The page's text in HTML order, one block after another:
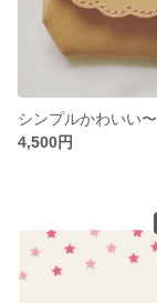
4,500円